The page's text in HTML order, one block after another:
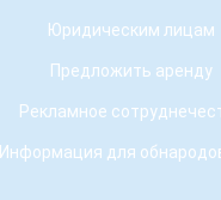
Юридическим лицам
Предложить аренду
Рекламное
Информация для